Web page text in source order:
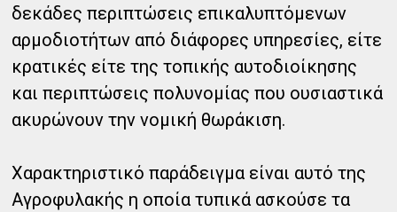
δεκάδες περιπτώσεις επικαλυπτόμενων
αρμοδιοτήτων από διάφορες υπηρεσίες, είτε
κρατικές είτε της τοπικής αυτοδιοίκησης
και περιπτώσεις πολυνομίας που ουσιαστικά
ακυρώνουν την νομική θωράκιση.
Χαρακτηριστικό παράδειγμα είναι αυτό της
Αγροφυλακής η οποία τυπικά ασκούσε τα